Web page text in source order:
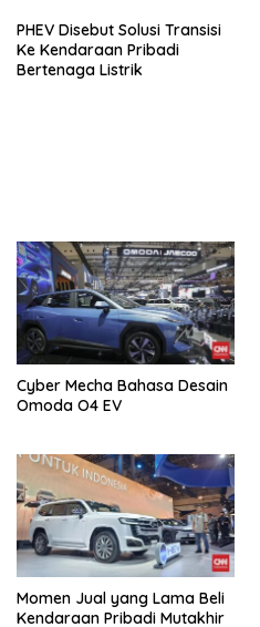
PHEV Disebut Solusi Transisi
Ke Kendaraan Pribadi
Bertenaga Listrik
Cyber Mecha Bahasa Desain
Omoda O4 EV
Momen Jual yang Lama Beli
Kendaraan Pribadi Mutakhir